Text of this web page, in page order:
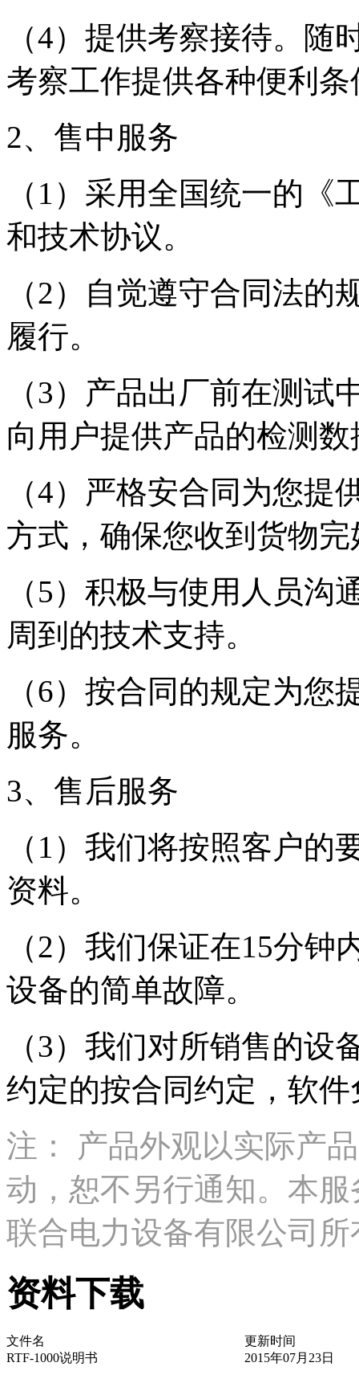
（4）提供考察接待。
考察工作提供各种便利条
2、售中服务
（1）采用全国统一的
和技术协议。
（2）自觉遵守合同法
履行。
（3）产品出厂前在测
向用户提供产品的检测
（4）严格安合同为您
方式，确保您收到货物
（5）积极与使用人员
周到的技术支持。
（6）按合同的规定为
服务。
3、售后服务
（1）我们将按照客户
资料。
（2）我们保证在15分
设备的简单故障。
（3）我们对所销售的
约定的按合同约定，软
注： 产品外观以实际产
动，恕不另行通知。本
联合电力设备有限公司所
资料下载
文件名
更新时间
RTF-1000说明书
2015年07月23日